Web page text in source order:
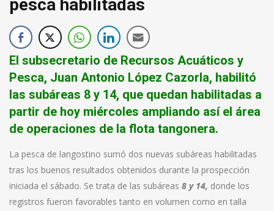
pesca habilitadas
El subsecretario de Recursos Acuáticos y
Pesca, Juan Antonio López Cazorla, habilitó
las subáreas 8 y 14, que quedan habilitadas a
partir de hoy miércoles ampliando así el área
de operaciones de la flota tangonera.
La pesca de langostino sumó dos nuevas subáreas habilitadas
tras los buenos resultados obtenidos durante la prospección
iniciada el sábado. Se trata de las subáreas 8 y 14, donde los
registros fueron favorables tanto en volumen como en talla